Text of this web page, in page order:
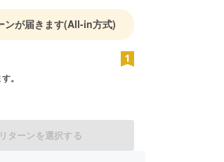
ンが届きます(All-in方式)
。
ターンを選択する